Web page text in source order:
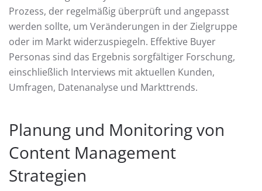
Prozess, der regelmäßig überprüft und angepasst
werden sollte, um Veränderungen in der Zielgruppe
oder im Markt widerzuspiegeln. Effektive Buyer
Personas sind das Ergebnis sorgfältiger Forschung,
einschließlich Interviews mit aktuellen Kunden,
Umfragen, Datenanalyse und Markttrends.
Planung und Monitoring von
Content Management
Strategien